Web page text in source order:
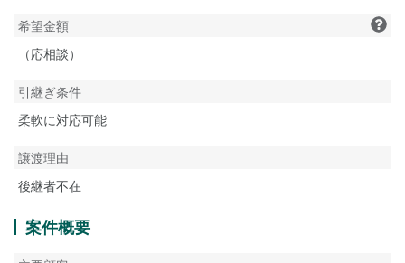
希望金額
（応相談）
引継ぎ条件
柔軟に対応可能
譲渡理由
後継者不在
案件概要